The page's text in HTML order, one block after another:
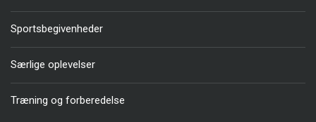
Sportsbegivenheder
Særlige oplevelser
Træning og forberedelse